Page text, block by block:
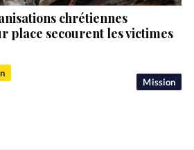
Mission
chrétiennes
place secourent les victimes